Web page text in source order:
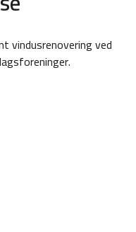
vindusrenovering ved